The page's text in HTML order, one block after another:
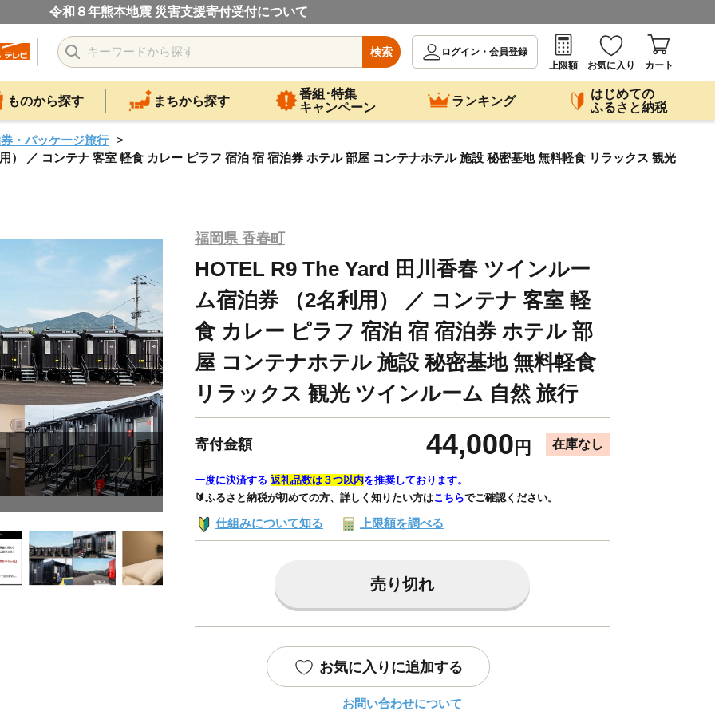
令和８年熊本地震 災害支援寄付受付について
検索
ログイン・会員登録
上限額
お気に入り カート
ものから探す まちから探す
番組･特集
キャンペーン
ランキング
はじめての
ふるさと納税
・パッケージ旅行
） ／ コンテナ 客室 軽食 カレー ピラフ 宿泊 宿 宿泊券 ホテル 部屋 コンテナホテル 施設 秘密基地 無料軽食 リラックス 観光
福岡県 香春町
HOTEL R9 The Yard 田川香春 ツインルー
ム宿泊券 （2名利用） ／ コンテナ 客室 軽
食 カレー ピラフ 宿泊 宿 宿泊券 ホテル 部
屋 コンテナホテル 施設 秘密基地 無料軽食
リラックス 観光 ツインルーム 自然 旅行
寄付金額 44,000 円 在庫なし
一度に決済する 返礼品数は３つ以内を推奨しております。
🔰ふるさと納税が初めての方、詳しく知りたい方はこちらでご確認ください。
仕組みについて知る 上限額を調べる
売り切れ
お気に入りに追加する
お問い合わせについて